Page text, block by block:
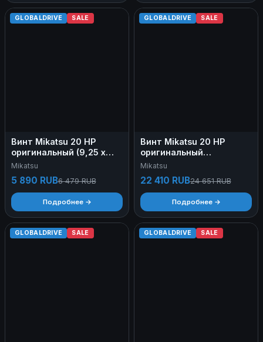
GLOBALDRIVE SALE
Винт Mikatsu 20 HP
оригинальный (9,25 х
11.5)
Mikatsu
5 890 RUB6 479 RUB
Подробнее →
GLOBALDRIVE SALE
Винт Mikatsu 20 HP
оригинальный
Нержавеющая сталь,
Mikatsu
22 410 RUB24 651 RUB
Подробнее →
GLOBALDRIVE SALE GLOBALDRIVE SALE